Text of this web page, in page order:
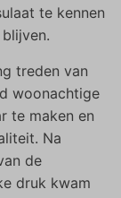
te kennen
treden van
woonachtige
te maken en
Na
de
druk kwam